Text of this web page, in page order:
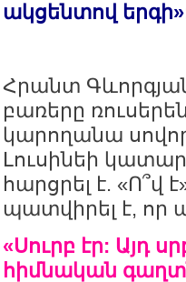
ակցենտով
Հրանտ
բառերը
կարողանա
Լուսինեի
հարցրել է.
պատվիրել է, որ
«Սուրբ էր: Այդ
հիմնական